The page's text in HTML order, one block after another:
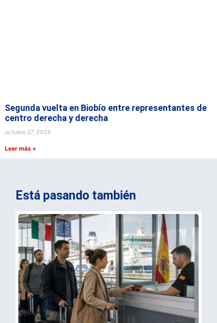
Segunda vuelta en Biobío entre representantes de
centro derecha y derecha
octubre 27, 2024
Leer más »
Está pasando también